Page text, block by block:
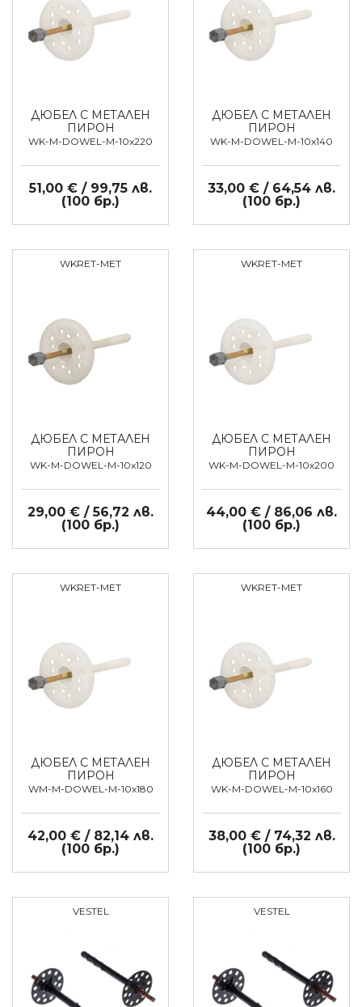
ДЮБЕЛ С МЕТАЛЕН
ПИРОН
WK-M-DOWEL-M-10x220
51,00 € / 99,75 лв.
(100 бр.)
ДЮБЕЛ С МЕТАЛЕН
ПИРОН
WK-M-DOWEL-M-10x140
33,00 € / 64,54 лв.
(100 бр.)
WKRET-MET
ДЮБЕЛ С МЕТАЛЕН
ПИРОН
WK-M-DOWEL-M-10x120
29,00 € / 56,72 лв.
(100 бр.)
WKRET-MET
ДЮБЕЛ С МЕТАЛЕН
ПИРОН
WK-M-DOWEL-M-10x200
44,00 € / 86,06 лв.
(100 бр.)
WKRET-MET
ДЮБЕЛ С МЕТАЛЕН
ПИРОН
WM-M-DOWEL-M-10x180
42,00 € / 82,14 лв.
(100 бр.)
WKRET-MET
ДЮБЕЛ С МЕТАЛЕН
ПИРОН
WK-M-DOWEL-M-10x160
38,00 € / 74,32 лв.
(100 бр.)
VESTEL VESTEL